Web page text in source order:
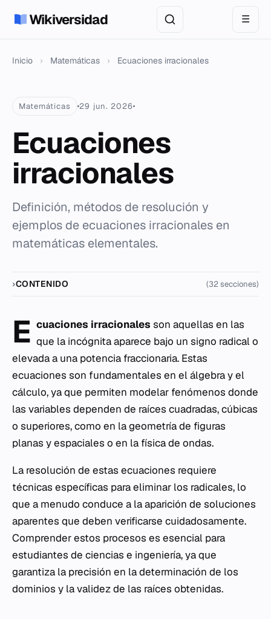
Wikiversidad ☰
Inicio › Matemáticas › Ecuaciones irracionales
Matemáticas 29 jun. 2026
Ecuaciones
irracionales
Definición, métodos de resolución y
ejemplos de ecuaciones irracionales en
matemáticas elementales.
CONTENIDO (32 secciones)
E cuaciones irracionales son aquellas en las
que la incógnita aparece bajo un signo radical o
elevada a una potencia fraccionaria. Estas
ecuaciones son fundamentales en el álgebra y el
cálculo, ya que permiten modelar fenómenos donde
las variables dependen de raíces cuadradas, cúbicas
o superiores, como en la geometría de figuras
planas y espaciales o en la física de ondas.
La resolución de estas ecuaciones requiere
técnicas específicas para eliminar los radicales, lo
que a menudo conduce a la aparición de soluciones
aparentes que deben verificarse cuidadosamente.
Comprender estos procesos es esencial para
estudiantes de ciencias e ingeniería, ya que
garantiza la precisión en la determinación de los
dominios y la validez de las raíces obtenidas.